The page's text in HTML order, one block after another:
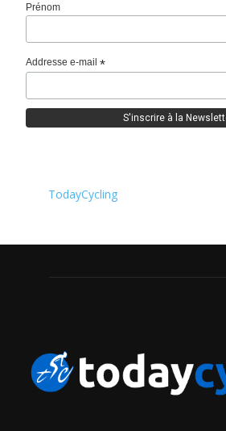
Prénom
Addresse e-mail*
TodayCycling